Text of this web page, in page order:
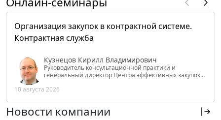
Организация закупок в контрактной системе.
Контрактная служба
Кузнецов Кирилл Владимирович
Руководитель консультационной практики и
генеральный директор Центра эффективных закупок
РФ
10 августа 2026
Новости компании